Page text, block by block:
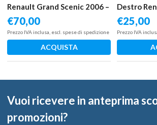
Renault Grand Scenic 2006 –
2010
€70,00
Prezzo IVA inclusa, escl. spese di spedizione
ACQUISTA
Destro
Mod 2009
€25,00
Prezzo IVA
Vuoi ricevere in anteprima
promozioni?